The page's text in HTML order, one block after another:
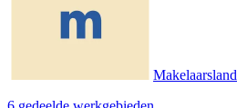
Makelaarsland